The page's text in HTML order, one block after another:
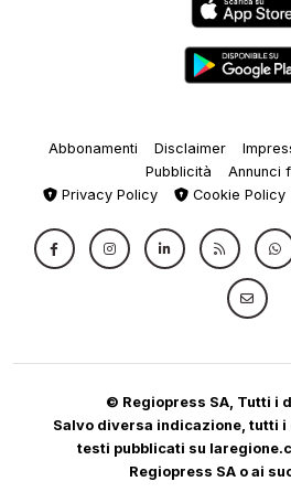
Abbonamenti Disclaimer
Pubblicità
Annunci
Privacy Policy
Cookie Policy
© Regiopress SA, Tutti i
Salvo diversa indicazione, tutti
testi pubblicati su
Regiopress SA o ai